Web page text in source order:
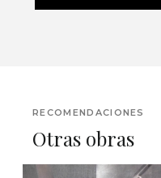
RECOMENDACIONES
Otras obras